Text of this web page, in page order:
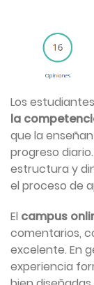
Los
la
que la
progreso
estructura y
el proceso de
El campus
comentarios,
excelente. En
experiencia